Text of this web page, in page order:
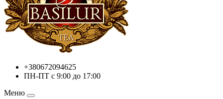
+380672094625
ПН-ПТ с 9:00 до 17:00
Меню